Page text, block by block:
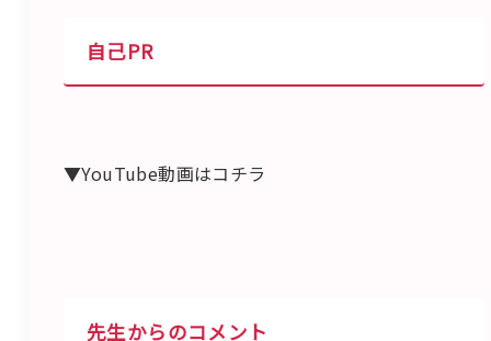
自己PR
▼YouTube動画はコチラ
先生からのコメント